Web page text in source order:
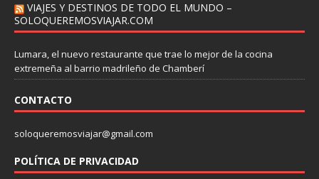
VIAJES Y DESTINOS DE TODO EL MUNDO –
SOLOQUEREMOSVIAJAR.COM
Lumara, el nuevo restaurante que trae lo mejor de la cocina
extremeña al barrio madrileño de Chamberí
CONTACTO
soloqueremosviajar@gmail.com
POLÍTICA DE PRIVACIDAD